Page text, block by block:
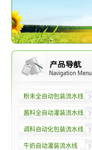
粉末全自动包装流水线
酱料全自动灌装流水线
调料自动化包装流水线
牛奶自动灌装流水线